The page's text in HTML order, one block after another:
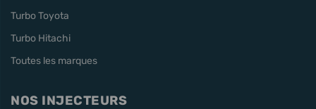
Turbo Toyota
Turbo Hitachi
Toutes les marques
NOS INJECTEURS